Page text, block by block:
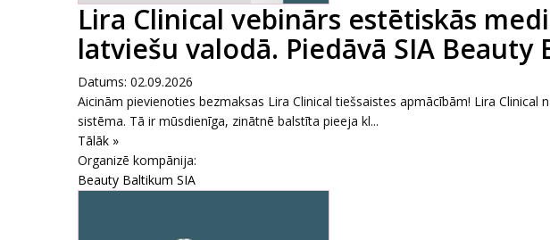
Lira Clinical vebinārs estētiskās
latviešu valodā. Piedāvā SIA Beauty
Datums: 02.09.2026
Aicinām pievienoties bezmaksas Lira Clinical tiešsaistes apmācībām! Lira Clinical
sistēma. Tā ir mūsdienīga, zinātnē balstīta pieeja kl...
Tālāk »
Organizē kompānija:
Beauty Baltikum SIA